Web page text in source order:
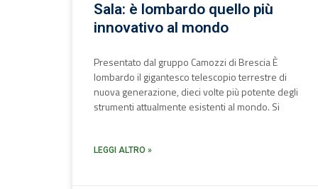
Sala: è lombardo quello più
innovativo al mondo
Presentato dal gruppo Camozzi di Brescia È
lombardo il gigantesco telescopio terrestre di
nuova generazione, dieci volte più potente degli
strumenti attualmente esistenti al mondo. Si
LEGGI ALTRO »